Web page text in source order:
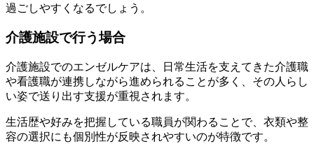
過ごしやすくなるでしょう。
介護施設で行う場合
介護施設でのエンゼルケアは、日常生活を支えてきた介護職
や看護職が連携しながら進められることが多く、その人らし
い姿で送り出す支援が重視されます。
生活歴や好みを把握している職員が関わることで、衣類や整
容の選択にも個別性が反映されやすいのが特徴です。